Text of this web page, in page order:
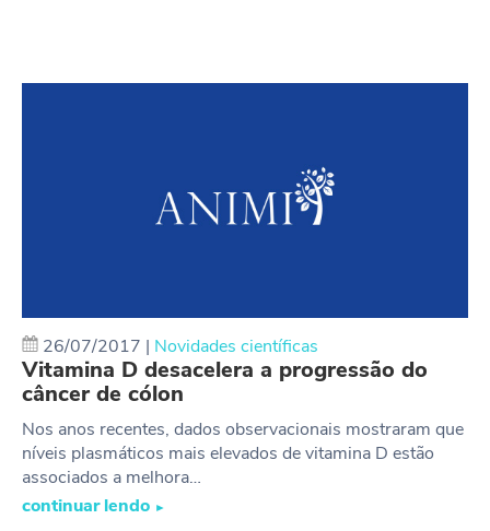
26/07/2017 | Novidades científicas
Vitamina D desacelera a progressão do
câncer de cólon
Nos anos recentes, dados observacionais mostraram que
ní­veis plasmáticos mais elevados de vitamina D estão
associados a melhora…
continuar lendo ►